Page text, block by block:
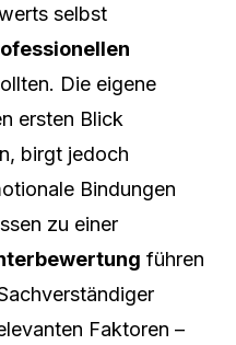
selbst
Die eigene
ersten Blick
birgt jedoch
Bindungen
zu einer
führen
Faktoren –